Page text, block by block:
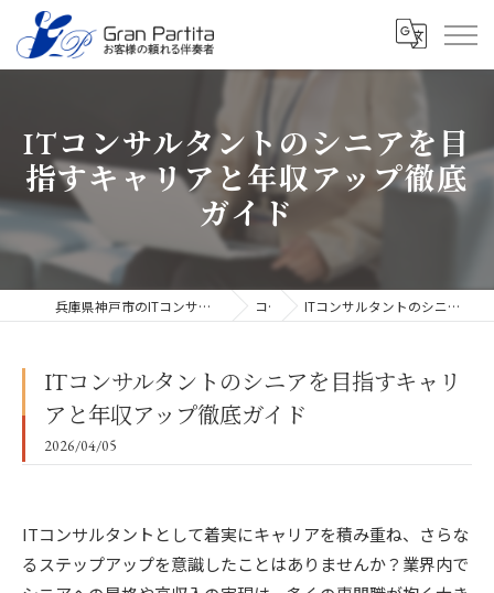
ITコンサルタントのシニアを目
指すキャリアと年収アップ徹底
ガイド
兵庫県神戸市のITコンサルタントなら合同会社グラン・パルティータ コラム ITコンサルタントのシニアを目指すキャリアと年収アップ徹底ガイド
ITコンサルタントのシニアを目指すキャリ
アと年収アップ徹底ガイド
2026/04/05
ITコンサルタントとして着実にキャリアを積み重ね、さらな
るステップアップを意識したことはありませんか？業界内で